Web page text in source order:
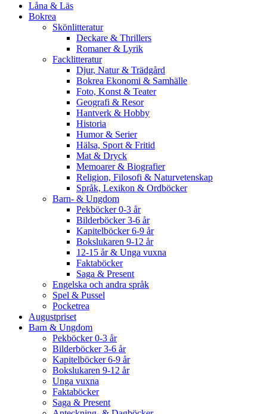
Låna & Läs
Bokrea
Skönlitteratur
Deckare & Thrillers
Romaner & Lyrik
Facklitteratur
Djur, Natur & Trädgård
Bokrea Ekonomi & Samhälle
Foto, Konst & Teater
Geografi & Resor
Hantverk & Hobby
Historia
Humor & Serier
Hälsa, Sport & Fritid
Mat & Dryck
Memoarer & Biografier
Religion, Filosofi & Naturvetenskap
Språk, Lexikon & Ordböcker
Barn- & Ungdom
Pekböcker 0-3 år
Bilderböcker 3-6 år
Kapitelböcker 6-9 år
Bokslukaren 9-12 år
12-15 år & Unga vuxna
Faktaböcker
Saga & Present
Engelska och andra språk
Spel & Pussel
Pocketrea
Augustpriset
Barn & Ungdom
Pekböcker 0-3 år
Bilderböcker 3-6 år
Kapitelböcker 6-9 år
Bokslukaren 9-12 år
Unga vuxna
Faktaböcker
Saga & Present